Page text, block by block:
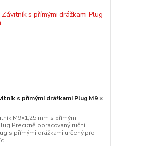
s přímými drážkami Plug M9 ×
M9×1,25 mm s přímými
Precizně opracovaný ruční
s přímými drážkami určený pro